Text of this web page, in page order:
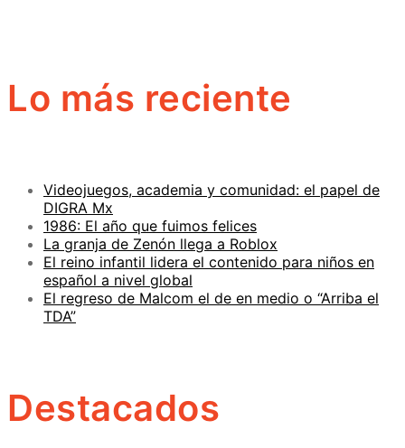
Lo más reciente
Videojuegos, academia y comunidad: el papel de
DIGRA Mx
1986: El año que fuimos felices
La granja de Zenón llega a Roblox
El reino infantil lidera el contenido para niños en
español a nivel global
El regreso de Malcom el de en medio o “Arriba el
TDA”
Destacados